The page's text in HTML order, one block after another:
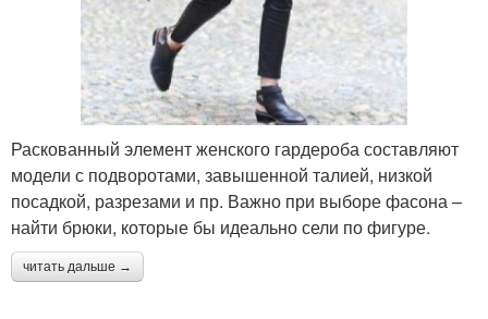
Раскованный элемент женского гардероба составляют
модели с подворотами, завышенной талией, низкой
посадкой, разрезами и пр. Важно при выборе фасона –
найти брюки, которые бы идеально сели по фигуре.
читать дальше →